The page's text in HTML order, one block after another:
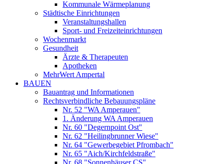
Kommunale Wärmeplanung
Städtische Einrichtungen
Veranstaltungshallen
Sport- und Freizeiteinrichtungen
Wochenmarkt
Gesundheit
Ärzte & Therapeuten
Apotheken
MehrWert Ampertal
BAUEN
Bauantrag und Informationen
Rechtsverbindliche Bebauungspläne
Nr. 52 "WA Amperauen"
1. Änderung WA Amperauen
Nr. 60 "Degernpoint Ost"
Nr. 62 "Heilingbrunner Wiese"
Nr. 64 "Gewerbegebiet Pfrombach"
Nr. 65 "Aich/Kirchfeldstraße"
Nr. 68 "Sonnenhäuser CS"